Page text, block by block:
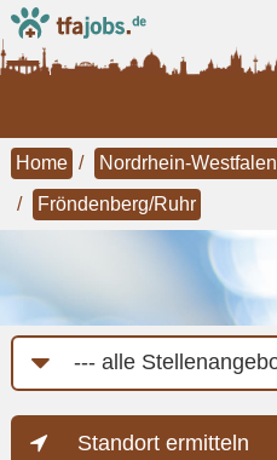
Home Nordrhein-Westfalen
Fröndenberg/Ruhr
Job-
Kategorie
Standort ermitteln